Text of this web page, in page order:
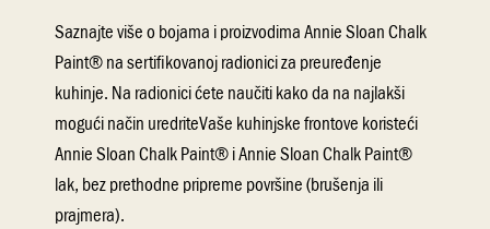
Saznajte više o bojama i proizvodima Annie Sloan Chalk
Paint® na sertifikovanoj radionici za preuređenje
kuhinje. Na radionici ćete naučiti kako da na najlakši
mogući način uredriteVaše kuhinjske frontove koristeći
Annie Sloan Chalk Paint® i Annie Sloan Chalk Paint®
lak, bez prethodne pripreme površine (brušenja ili
prajmera).